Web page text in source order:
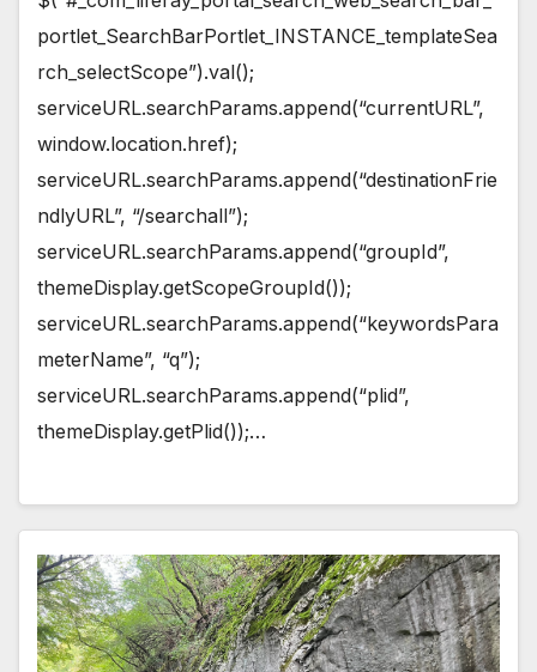
portlet_SearchBarPortlet_INSTANCE_templateSea
rch_selectScope”).val();
serviceURL.searchParams.append(“currentURL”,
window.location.href);
serviceURL.searchParams.append(“destinationFrie
ndlyURL”, “/searchall”);
serviceURL.searchParams.append(“groupId”,
themeDisplay.getScopeGroupId());
serviceURL.searchParams.append(“keywordsPara
meterName”, “q”);
serviceURL.searchParams.append(“plid”,
themeDisplay.getPlid());…